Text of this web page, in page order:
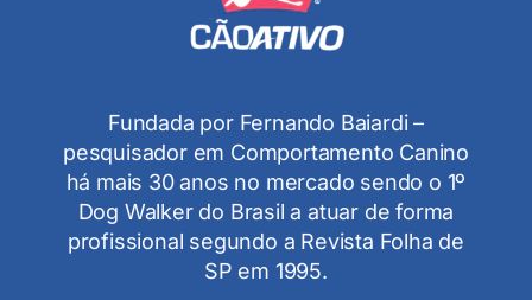
Fundada por Fernando Baiardi –
pesquisador em Comportamento Canino
há mais 30 anos no mercado sendo o 1º
Dog Walker do Brasil a atuar de forma
profissional segundo a Revista Folha de
SP em 1995.